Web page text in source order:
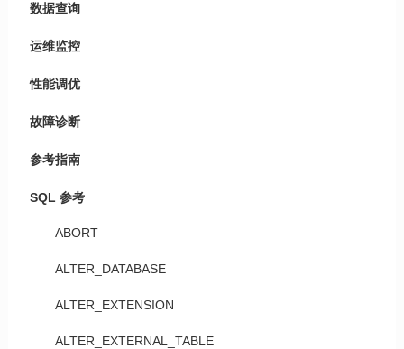
数据查询
运维监控
性能调优
故障诊断
参考指南
SQL 参考
ABORT
ALTER_DATABASE
ALTER_EXTENSION
ALTER_EXTERNAL_TABLE